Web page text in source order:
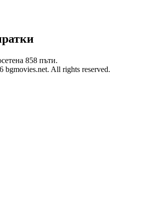
858 пъти.
All rights reserved.